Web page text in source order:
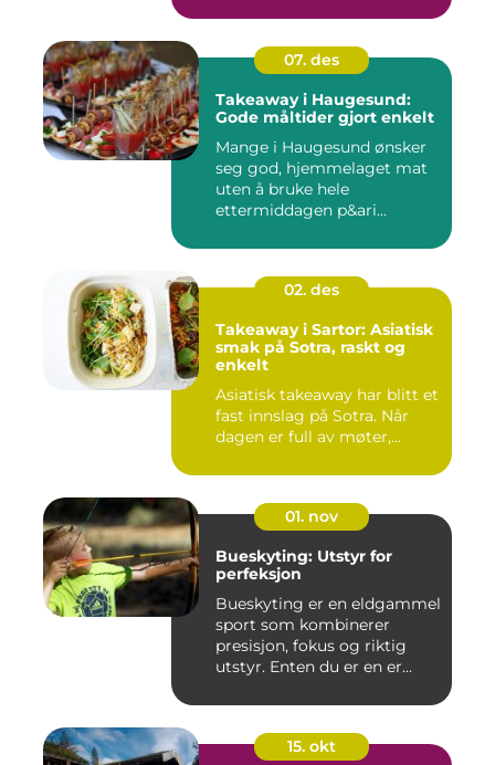
07. des
Takeaway i Haugesund:
Gode måltider gjort enkelt
Mange i Haugesund ønsker
seg god, hjemmelaget mat
uten å bruke hele
ettermiddagen p&ari...
02. des
Takeaway i Sartor: Asiatisk
smak på Sotra, raskt og
enkelt
Asiatisk takeaway har blitt et
fast innslag på Sotra. Når
dagen er full av møter,...
01. nov
Bueskyting: Utstyr for
perfeksjon
Bueskyting er en eldgammel
sport som kombinerer
presisjon, fokus og riktig
utstyr. Enten du er en er...
15. okt